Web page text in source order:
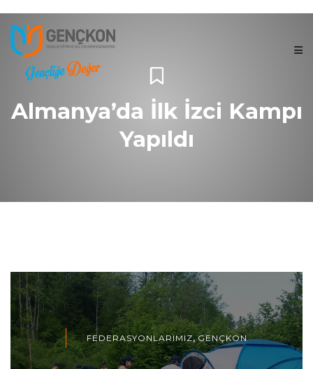
Almanya’da İlk İzci Kampı
Yapıldı
FEDERASYONLARIMIZ,GENÇKON